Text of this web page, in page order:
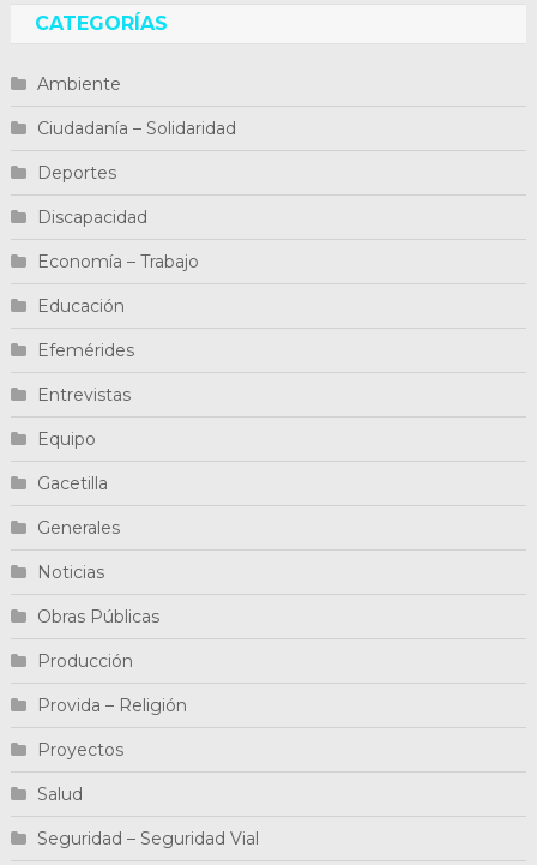
CATEGORÍAS
Ambiente
Ciudadanía – Solidaridad
Deportes
Discapacidad
Economía – Trabajo
Educación
Efemérides
Entrevistas
Equipo
Gacetilla
Generales
Noticias
Obras Públicas
Producción
Provida – Religión
Proyectos
Salud
Seguridad – Seguridad Vial